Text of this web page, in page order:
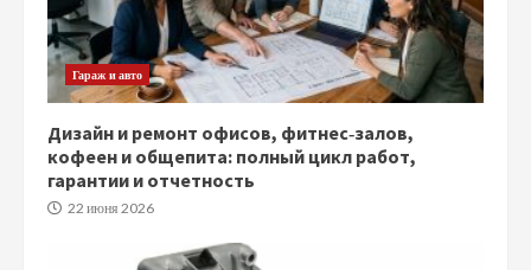
Гараж и авто
Дизайн и ремонт офисов, фитнес‑залов,
кофеен и общепита: полный цикл работ,
гарантии и отчетность
22 июня 2026